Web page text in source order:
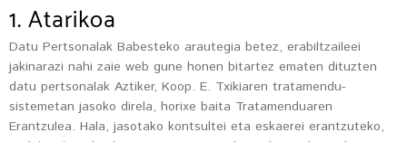
1. Atarikoa
Datu Pertsonalak Babesteko arautegia betez, erabiltzaileei
jakinarazi nahi zaie web gune honen bitartez ematen dituzten
datu pertsonalak Aztiker, Koop. E. Txikiaren tratamendu-
sistemetan jasoko direla, horixe baita Tratamenduaren
Erantzulea. Hala, jasotako kontsultei eta eskaerei erantzuteko,